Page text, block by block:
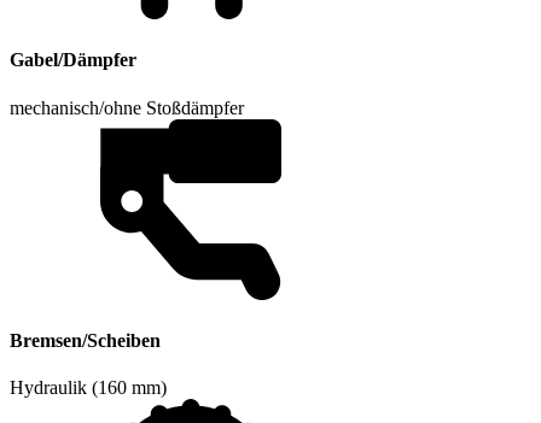
Gabel/Dämpfer
mechanisch/ohne Stoßdämpfer
Bremsen/Scheiben
Hydraulik (160 mm)